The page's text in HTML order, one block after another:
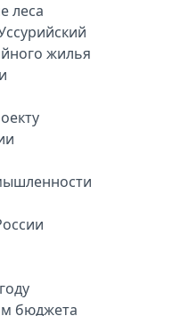
леса
жилья
бюджета